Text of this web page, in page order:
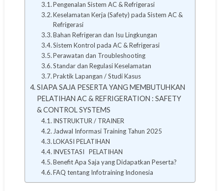
Pengenalan Sistem AC & Refrigerasi
Keselamatan Kerja (Safety) pada Sistem AC &
Refrigerasi
Bahan Refrigeran dan Isu Lingkungan
Sistem Kontrol pada AC & Refrigerasi
Perawatan dan Troubleshooting
Standar dan Regulasi Keselamatan
Praktik Lapangan / Studi Kasus
SIAPA SAJA PESERTA YANG MEMBUTUHKAN
PELATIHAN AC & REFRIGERATION : SAFETY
& CONTROL SYSTEMS
INSTRUKTUR / TRAINER
Jadwal Informasi Training Tahun 2025
LOKASI PELATIHAN
INVESTASI PELATIHAN
Benefit Apa Saja yang Didapatkan Peserta?
FAQ tentang Infotraining Indonesia